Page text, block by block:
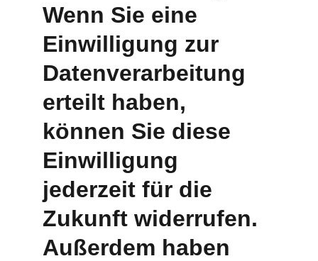
Wenn Sie eine
Einwilligung zur
Datenverarbeitung
erteilt haben,
können Sie diese
Einwilligung
jederzeit für die
Zukunft widerrufen.
Außerdem haben